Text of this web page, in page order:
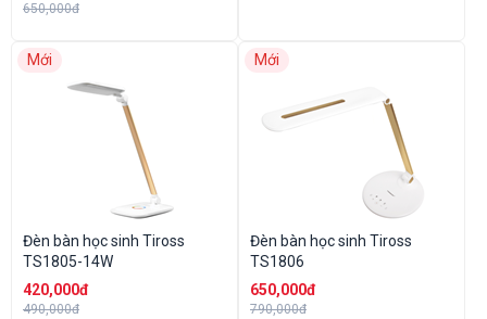
650,000đ
Mới
Đèn bàn học sinh Tiross
TS1805-14W
420,000đ
490,000đ
Mới
Đèn bàn học sinh Tiross
TS1806
650,000đ
790,000đ